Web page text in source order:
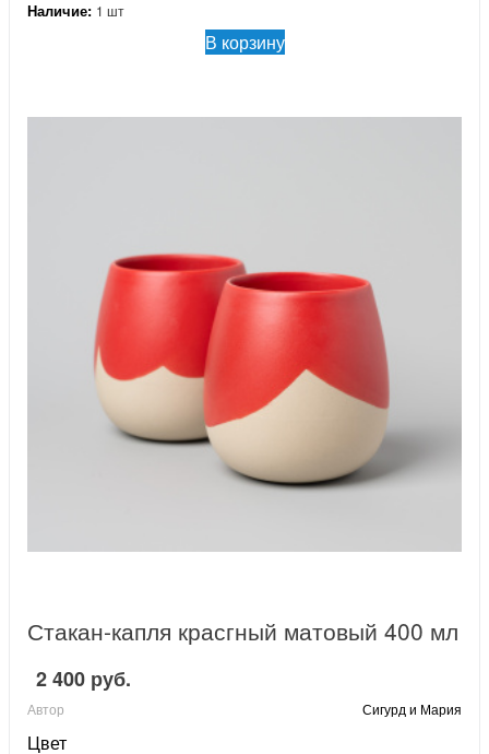
Наличие: 1 шт
В корзину
Стакан-капля красгный матовый 400 мл
2 400 руб.
Автор Сигурд и Мария
Цвет